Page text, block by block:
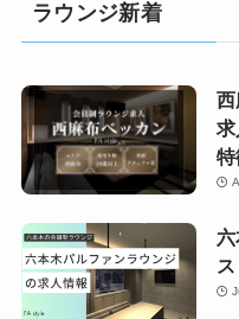
ラウンジ新着
求